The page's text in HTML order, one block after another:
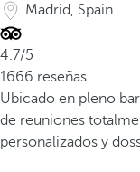
Madrid, Spain
4.7/5
1666 reseñas
Ubicado en pleno
de reuniones
personalizados y